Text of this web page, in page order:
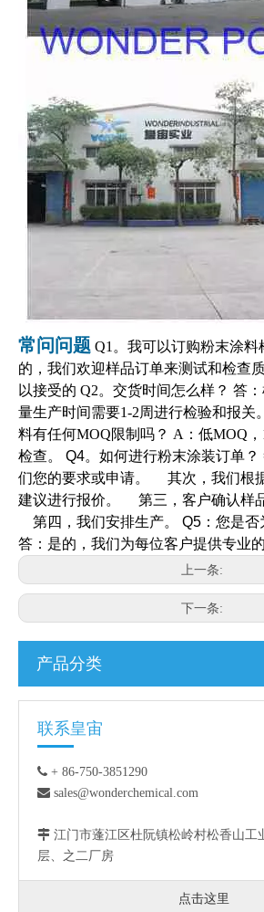
常问问题 Q1。我可以订购粉末涂料
的，我们欢迎样品订单来测试和检查
以接受的 Q2。交货时间怎么样？ 答
量生产时间需要1-2周进行检验和报关
料有任何MOQ限制吗？ A：低MOQ
检查。
Q4。如何进行粉末涂装订单
们您的要求或申请。 其次，我们根
建议进行报价。 第三，客户确认样
第四，我们安排生产。
Q5：您是否
答：是的，我们为每位客户提供专业的
上一条:
下一条:
产品分类
联系皇宙
 + 86-750-3851290
 sales@wonderchemical.com
 江门市蓬江区杜阮镇松岭村松香山工
层、之二厂房
点击这里